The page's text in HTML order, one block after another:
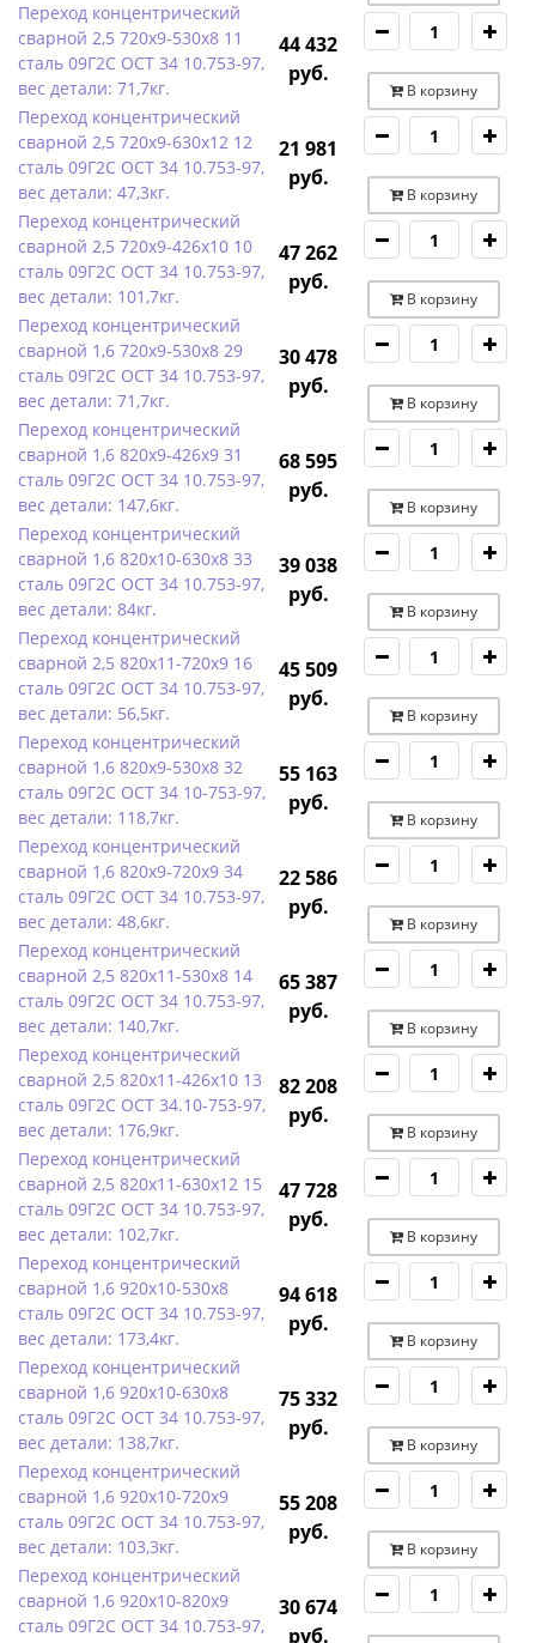
Переход концентрический
сварной 2,5 720х9-530х8 11
сталь 09Г2С ОСТ 34 10.753-97,
вес детали: 71,7кг.
44 432
руб.
В корзину
Переход концентрический
сварной 2,5 720х9-630х12 12
сталь 09Г2С ОСТ 34 10.753-97,
вес детали: 47,3кг.
21 981
руб.
В корзину
Переход концентрический
сварной 2,5 720х9-426х10 10
сталь 09Г2С ОСТ 34 10.753-97,
вес детали: 101,7кг.
47 262
руб.
В корзину
Переход концентрический
сварной 1,6 720х9-530х8 29
сталь 09Г2С ОСТ 34 10.753-97,
вес детали: 71,7кг.
30 478
руб.
В корзину
Переход концентрический
сварной 1,6 820х9-426х9 31
сталь 09Г2С ОСТ 34 10.753-97,
вес детали: 147,6кг.
68 595
руб.
В корзину
Переход концентрический
сварной 1,6 820х10-630х8 33
сталь 09Г2С ОСТ 34 10.753-97,
вес детали: 84кг.
39 038
руб.
В корзину
Переход концентрический
сварной 2,5 820х11-720х9 16
сталь 09Г2С ОСТ 34 10.753-97,
вес детали: 56,5кг.
45 509
руб.
В корзину
Переход концентрический
сварной 1,6 820х9-530х8 32
сталь 09Г2С ОСТ 34 10-753-97,
вес детали: 118,7кг.
55 163
руб.
В корзину
Переход концентрический
сварной 1,6 820х9-720х9 34
сталь 09Г2С ОСТ 34 10.753-97,
вес детали: 48,6кг.
22 586
руб.
В корзину
Переход концентрический
сварной 2,5 820х11-530х8 14
сталь 09Г2С ОСТ 34 10.753-97,
вес детали: 140,7кг.
65 387
руб.
В корзину
Переход концентрический
сварной 2,5 820х11-426х10 13
сталь 09Г2С ОСТ 34.10-753-97,
вес детали: 176,9кг.
82 208
руб.
В корзину
Переход концентрический
сварной 2,5 820х11-630х12 15
сталь 09Г2С ОСТ 34 10.753-97,
вес детали: 102,7кг.
47 728
руб.
В корзину
Переход концентрический
сварной 1,6 920х10-530х8
сталь 09Г2С ОСТ 34 10.753-97,
вес детали: 173,4кг.
94 618
руб.
В корзину
Переход концентрический
сварной 1,6 920х10-630х8
сталь 09Г2С ОСТ 34 10.753-97,
вес детали: 138,7кг.
75 332
руб.
В корзину
Переход концентрический
сварной 1,6 920х10-720х9
сталь 09Г2С ОСТ 34 10.753-97,
вес детали: 103,3кг.
55 208
руб.
В корзину
Переход концентрический
сварной 1,6 920х10-820х9
сталь 09Г2С ОСТ 34 10.753-97,
30 674
руб.